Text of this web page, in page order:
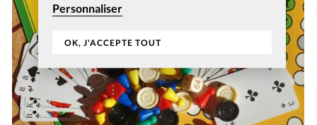
Personnaliser
OK, J'ACCEPTE TOUT